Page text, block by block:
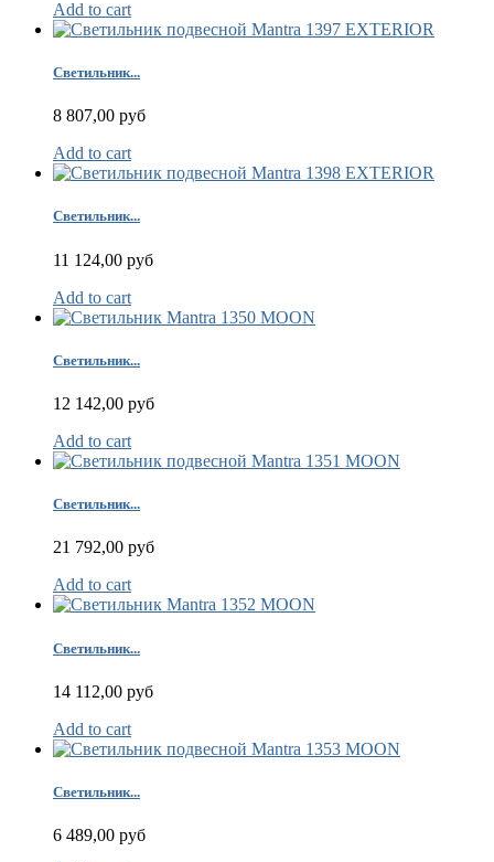
Add to cart
Светильник...
8 807,00 руб
Add to cart
Светильник...
11 124,00 руб
Add to cart
Светильник...
12 142,00 руб
Add to cart
Светильник...
21 792,00 руб
Add to cart
Светильник...
14 112,00 руб
Add to cart
Светильник...
6 489,00 руб